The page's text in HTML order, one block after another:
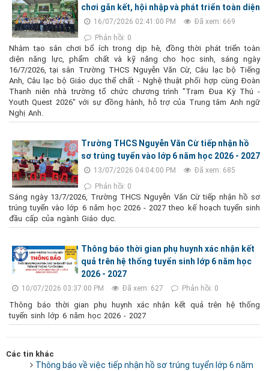
chơi gắn kết, hội nhập và phát triển toàn diện
16/07/2026 02:41:00 PM
Đã xem: 669
Phản hồi: 0
Nhằm tạo sân chơi bổ ích trong dịp hè, đồng thời phát triển toàn
diện năng lực, phẩm chất và kỹ năng cho học sinh, sáng ngày
16/7/2026, tại sân Trường THCS Nguyễn Văn Cừ, Câu lạc bộ Tiếng
Anh, Câu lạc bộ Giáo dục thể chất - Nghệ thuật phối hợp cùng Đoàn
Thanh niên nhà trường tổ chức chương trình "Trạm Đua Kỳ Thú -
Youth Quest 2026" với sự đồng hành, hỗ trợ của Trung tâm Anh ngữ
Nghị Anh.
Trường THCS Nguyễn Văn Cừ tiếp nhận hồ
sơ trúng tuyển vào lớp 6 năm học 2026 - 2027
13/07/2026 04:04:00 PM
Đã xem: 685
Phản hồi: 0
Sáng ngày 13/7/2026, Trường THCS Nguyễn Văn Cừ tiếp nhận hồ sơ
trúng tuyển vào lớp 6 năm học 2026 - 2027 theo kế hoạch tuyển sinh
đầu cấp của ngành Giáo dục.
Thông báo thời gian phụ huynh xác nhận kết
quả trên hệ thống tuyển sinh lớp 6 năm học
2026 - 2027
10/07/2026 03:37:00 PM Đã xem: 627 Phản hồi: 0
Thông báo thời gian phụ huynh xác nhận kết quả trên hệ thống
tuyển sinh lớp 6 năm học 2026 - 2027
Các tin khác
Thông báo về việc tiếp nhận hồ sơ trúng tuyển lớp 6 năm